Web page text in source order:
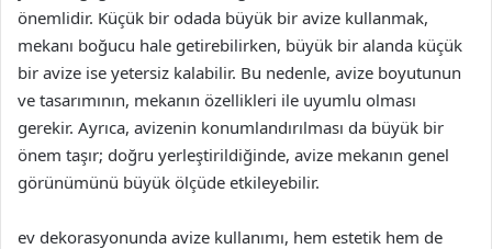
önemlidir. Küçük bir odada büyük bir avize kullanmak,
mekanı boğucu hale getirebilirken, büyük bir alanda küçük
bir avize ise yetersiz kalabilir. Bu nedenle, avize boyutunun
ve tasarımının, mekanın özellikleri ile uyumlu olması
gerekir. Ayrıca, avizenin konumlandırılması da büyük bir
önem taşır; doğru yerleştirildiğinde, avize mekanın genel
görünümünü büyük ölçüde etkileyebilir.
ev dekorasyonunda avize kullanımı, hem estetik hem de